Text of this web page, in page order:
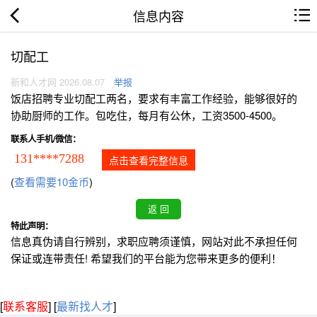
信息内容
切配工
新和人才网 2026.08.07 举报
饭店招聘专业切配工两名，要求有丰富工作经验，能够很好的
协助厨师的工作。包吃住，每月有公休，工资3500-4500。
联系人手机/微信：
131****7288 点击查看完整信息
(查看需要10金币)
特此声明：
信息真伪请自行辨别，求职应聘须谨慎，网站对此不承担任何
保证或连带责任! 希望我们的平台能为您带来更多的便利！
[联系客服] [最新找人才]